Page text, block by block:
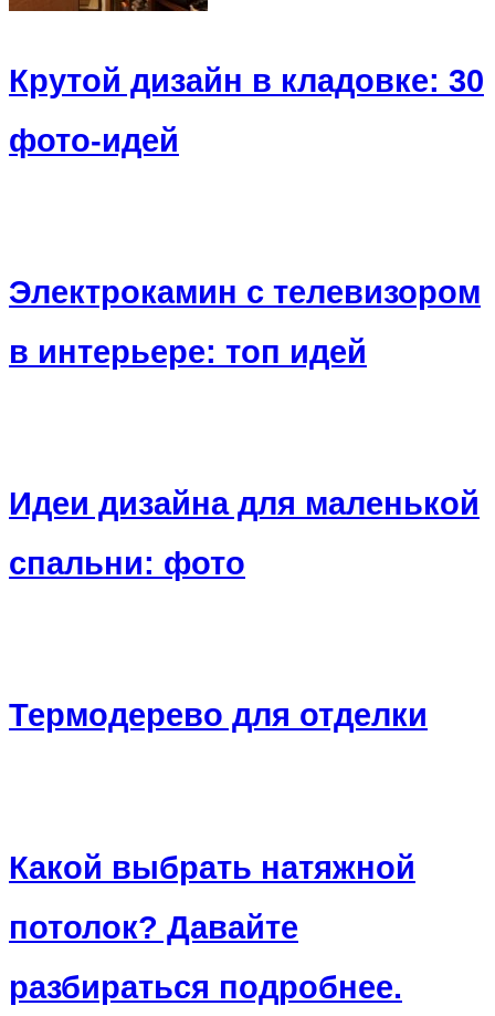
Крутой дизайн в кладовке: 30
фото-идей
Электрокамин с телевизором
в интерьере: топ идей
Идеи дизайна для маленькой
спальни: фото
Термодерево для отделки
Какой выбрать натяжной
потолок? Давайте
разбираться подробнее.